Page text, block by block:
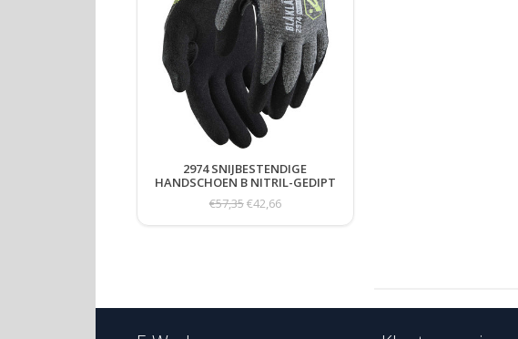
2974 SNIJBESTENDIGE
HANDSCHOEN B NITRIL-GEDIPT
6-PACK
€57,35€42,66